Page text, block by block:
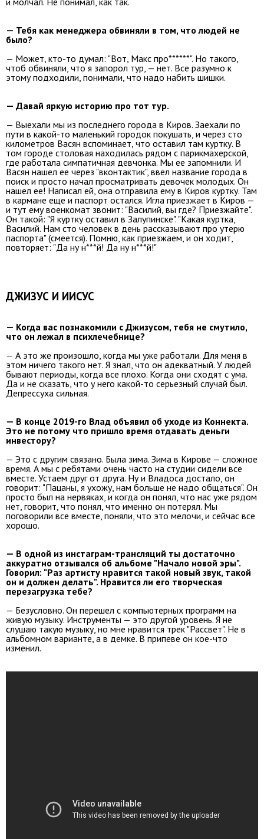
— Тебя как менеджера обвиняли в том, что людей не
было?
— Может, кто-то думал: "Вот, Макс про******". Но такого,
чтоб обвиняли, что я запорол тур, — нет. Все разумно к
этому подходили, понимали, что надо набить шишки.
— Давай яркую историю про тот тур.
— Выехали мы из последнего города в Киров. Заехали по
пути в какой-то маленький городок покушать, и через сто
километров Васян вспоминает, что оставил там куртку. В
том городе столовая находилась рядом с парикмахерской,
где работала симпатичная девчонка. Мы ее запомнили. И
Васян нашел ее через "вконтактик", ввел название города в
поиск и просто начал просматривать девочек молодых. Он
нашел ее! Написал ей, она отправила ему в Киров куртку. Там
в кармане еще и паспорт остался. Игла приезжает в Киров —
и тут ему военкомат звонит: "Василий, вы где? Приезжайте".
Он такой: "Я куртку оставил в Залупинске". "Какая куртка,
Василий. Нам сто человек в день рассказывают про утерю
паспорта" (смеется). Помню, как приезжаем, и он ходит,
повторяет: "Да ну н***й! Да ну н***й!"
ДЖИЗУС И ИИСУС
— Когда вас познакомили с Джизусом, тебя не смутило,
что он лежал в психлечебнице?
— А это же произошло, когда мы уже работали. Для меня в
этом ничего такого нет. Я знал, что он адекватный. У людей
бывают периоды, когда все плохо. Когда они сходят с ума.
Да и не сказать, что у него какой-то серьезный случай был.
Депрессуха сильная.
— В конце 2019-го Влад объявил об уходе из Коннекта.
Это не потому что пришло время отдавать деньги
инвестору?
— Это с другим связано. Была зима. Зима в Кирове — сложное
время. А мы с ребятами очень часто на студии сидели все
вместе. Устаем друг от друга. Ну и Владоса достало, он
говорит: "Пацаны, я ухожу, нам больше не надо общаться". Он
просто был на нервяках, и когда он понял, что нас уже рядом
нет, говорит, что понял, что именно он потерял. Мы
поговорили все вместе, поняли, что это мелочи, и сейчас все
хорошо.
— В одной из инстаграм-трансляций ты достаточно
аккуратно отзывался об альбоме "Начало новой эры".
Говорил: "Раз артисту нравится такой новый звук, такой
он и должен делать". Нравится ли его творческая
перезагрузка тебе?
— Безусловно. Он перешел с компьютерных программ на
живую музыку. Инструменты — это другой уровень. Я не
слушаю такую музыку, но мне нравится трек "Рассвет". Не в
альбомном варианте, а в демке. В припеве он кое-что
изменил.